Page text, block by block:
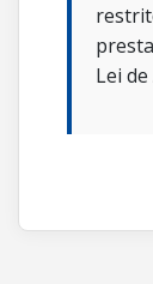
Lei